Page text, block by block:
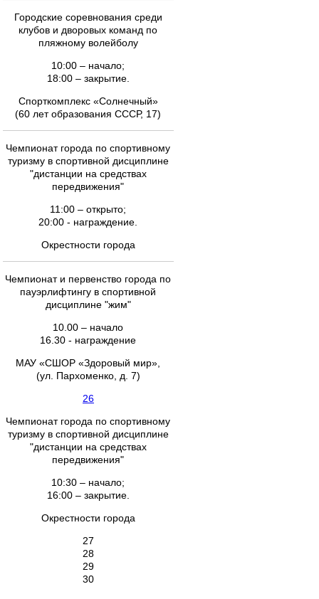
Городские соревнования среди
клубов и дворовых команд по
пляжному волейболу
10:00 – начало;
18:00 – закрытие.
Спорткомплекс «Солнечный»
(60 лет образования СССР, 17)
Чемпионат города по спортивному
туризму в спортивной дисциплине
"дистанции на средствах
передвижения"
11:00 – открыто;
20:00 - награждение.
Окрестности города
Чемпионат и первенство города по
пауэрлифтингу в спортивной
дисциплине "жим"
10.00 – начало
16.30 - награждение
МАУ «СШОР «Здоровый мир»,
(ул. Пархоменко, д. 7)
26
Чемпионат города по спортивному
туризму в спортивной дисциплине
"дистанции на средствах
передвижения"
10:30 – начало;
16:00 – закрытие.
Окрестности города
27
28
29
30